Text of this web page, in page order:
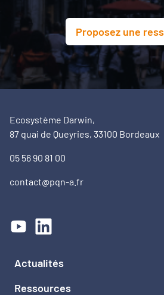
Proposez une
Ecosystème Darwin,
87 quai de Queyries, 33100 Bordeaux
05 56 90 81 00
contact@pqn-a.fr
Actualités
Ressources